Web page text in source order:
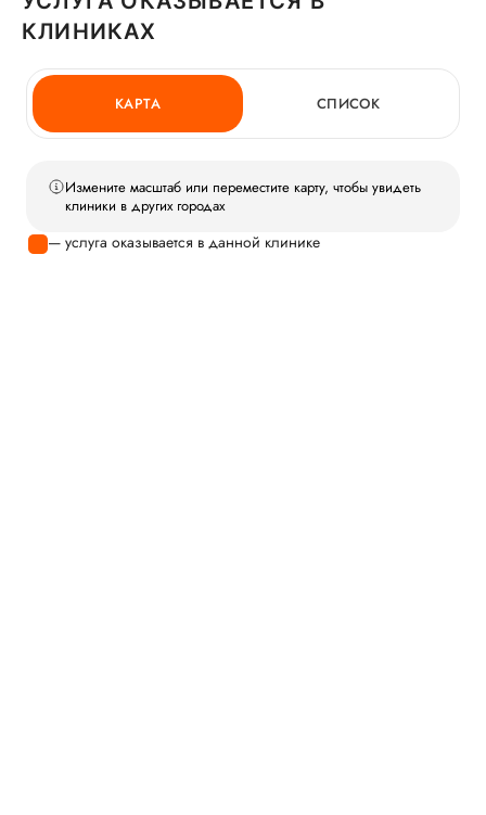
КЛИНИКАХ
КАРТА СПИСОК
Измените масштаб или переместите карту, чтобы увидеть
клиники в других городах
— услуга оказывается в данной клинике